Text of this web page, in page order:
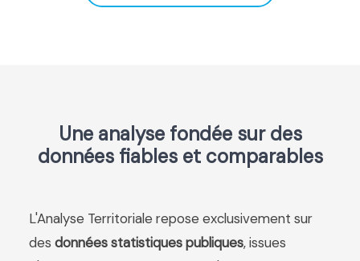
Une analyse fondée sur des
données fiables et comparables
L'Analyse Territoriale repose exclusivement sur
des données statistiques publiques, issues